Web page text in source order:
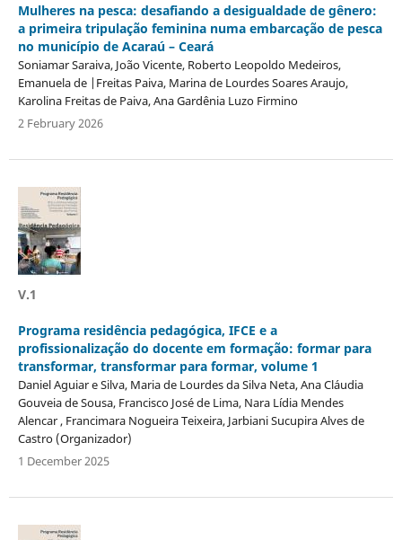
Mulheres na pesca: desafiando a desigualdade de gênero:
a primeira tripulação feminina numa embarcação de pesca
no município de Acaraú – Ceará
Soniamar Saraiva, João Vicente, Roberto Leopoldo Medeiros,
Emanuela de |Freitas Paiva, Marina de Lourdes Soares Araujo,
Karolina Freitas de Paiva, Ana Gardênia Luzo Firmino
2 February 2026
V.1
Programa residência pedagógica, IFCE e a
profissionalização do docente em formação: formar para
transformar, transformar para formar, volume 1
Daniel Aguiar e Silva, Maria de Lourdes da Silva Neta, Ana Cláudia
Gouveia de Sousa, Francisco José de Lima, Nara Lídia Mendes
Alencar , Francimara Nogueira Teixeira, Jarbiani Sucupira Alves de
Castro (Organizador)
1 December 2025